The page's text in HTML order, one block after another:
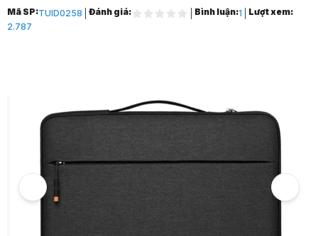
Trang chủ
1
Túi Chống Sốc
Túi chống sốc WiWU Pilot Sleeve 13 inch màu đen
Hình ảnh và video sản phẩm
Túi chống sốc WiWU Pilot Sleeve 13 inch màu đen
Giá niêm yết:
Tiết kiệm 110.000 VND (-24%)
Giá mua trả góp (6 tháng): 56.500 VND / tháng
Mã SP:TUID0258 Đánh giá: Bình luận:1
Lượt xem:
2.787